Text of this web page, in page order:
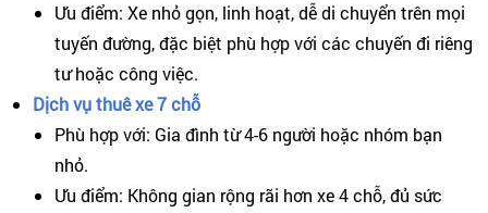
Ưu điểm: Xe nhỏ gọn, linh hoạt, dễ di chuyển trên mọi
tuyến đường, đặc biệt phù hợp với các chuyến đi riêng
tư hoặc công việc.
Dịch vụ thuê xe 7 chỗ
Phù hợp với: Gia đình từ 4-6 người hoặc nhóm bạn
nhỏ.
Ưu điểm: Không gian rộng rãi hơn xe 4 chỗ, đủ sức